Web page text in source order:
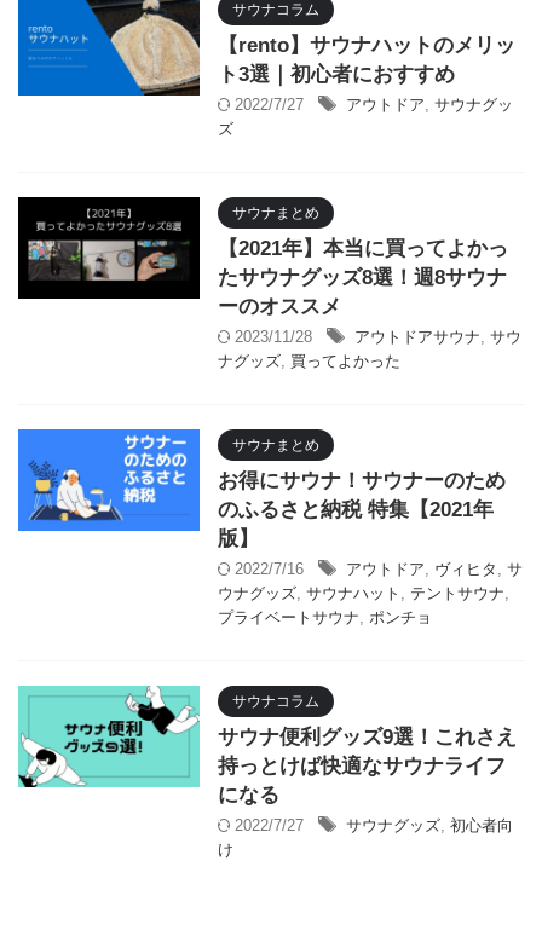
サウナコラム
【rento】サウナハットのメリッ
ト3選｜初心者におすすめ
2022/7/27 アウトドア, サウナグッ
ズ
サウナまとめ
【2021年】本当に買ってよかっ
たサウナグッズ8選！週8サウナ
ーのオススメ
2023/11/28 アウトドアサウナ, サウ
ナグッズ, 買ってよかった
サウナまとめ
お得にサウナ！サウナーのため
のふるさと納税 特集【2021年
版】
2022/7/16 アウトドア, ヴィヒタ , サ
ウナグッズ, サウナハット , テントサウナ,
プライベートサウナ, ポンチョ
サウナコラム
サウナ便利グッズ9選！これさえ
持っとけば快適なサウナライフ
になる
2022/7/27 サウナグッズ, 初心者向
け